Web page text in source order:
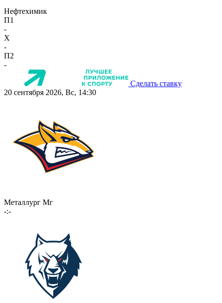
Нефтехимик
П1
-
X
-
П2
-
Сделать ставку
20 сентября 2026, Вс, 14:30
Металлург Мг
-:-